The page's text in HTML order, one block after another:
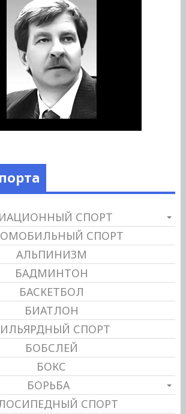
СПОРТ
СПОРТ
АЛЬПИНИЗМ
БАДМИНТОН
БАСКЕТБОЛ
БИАТЛОН
СПОРТ
БОБСЛЕЙ
БОКС
БОРЬБА
СПОРТ